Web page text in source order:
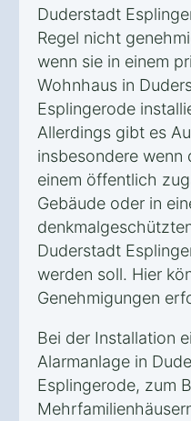
Duderstadt
Regel nicht
wenn sie in einem
Wohnhaus in
Esplingerode
Allerdings gibt es
insbesondere wenn
einem öffentlich
Gebäude oder in
Duderstadt
werden soll. Hier
Genehmigungen
Bei der Installation
Alarmanlage in
Esplingerode, zum